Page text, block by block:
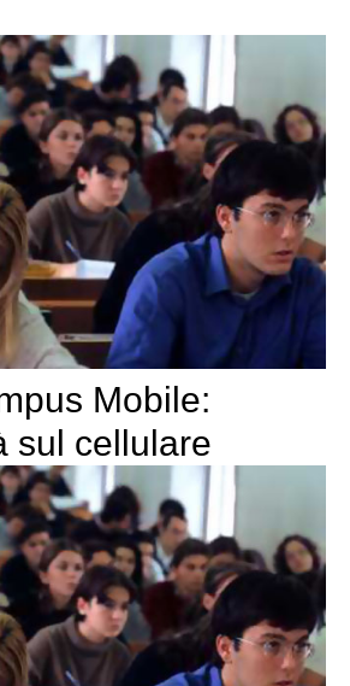
Mobile:
sul cellulare